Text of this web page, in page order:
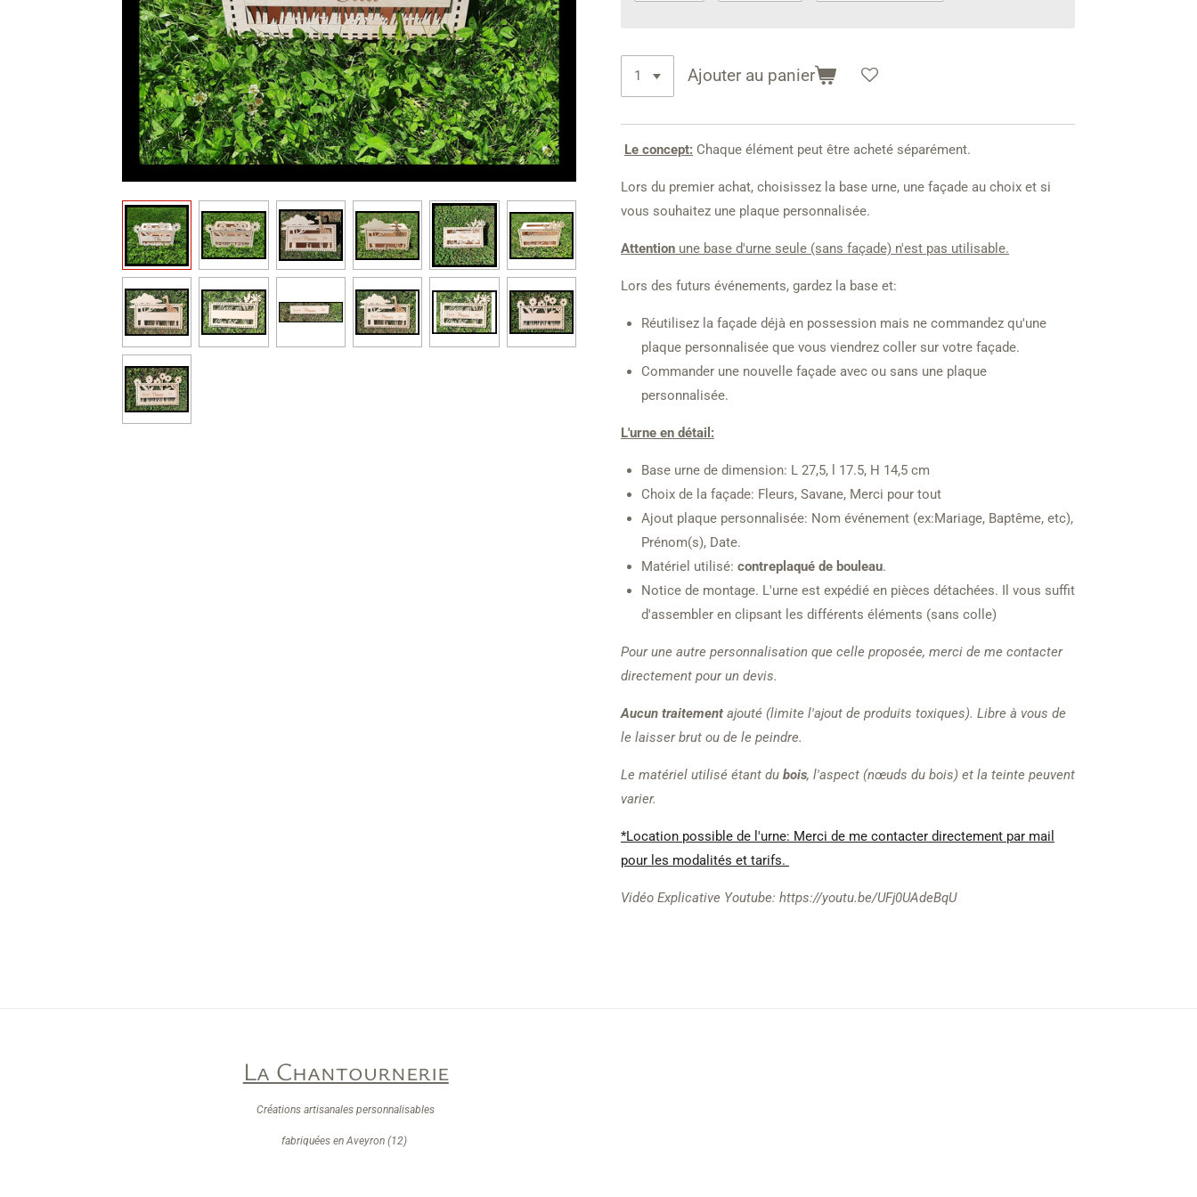
Ajouter au panier
Le concept: Chaque élément peut être acheté séparément.
Lors du premier achat, choisissez la base urne, une façade au choix et si
vous souhaitez une plaque personnalisée.
Attention une base d'urne seule (sans façade) n'est pas utilisable.
Lors des futurs événements, gardez la base et:
Réutilisez la façade déjà en possession mais ne commandez qu'une
plaque personnalisée que vous viendrez coller sur votre façade.
Commander une nouvelle façade avec ou sans une plaque
personnalisée.
L'urne en détail:
Base urne de dimension: L 27,5, l 17.5, H 14,5 cm
Choix de la façade: Fleurs, Savane, Merci pour tout
Ajout plaque personnalisée: Nom événement (ex:Mariage, Baptême, etc),
Prénom(s), Date.
Matériel utilisé: contreplaqué de bouleau.
Notice de montage. L'urne est expédié en pièces détachées. Il vous suffit
d'assembler en clipsant les différents éléments (sans colle)
Pour une autre personnalisation que celle proposée, merci de me contacter
directement pour un devis.
Aucun traitement ajouté (limite l'ajout de produits toxiques). Libre à vous de
le laisser brut ou de le peindre.
Le matériel utilisé étant du bois, l'aspect (nœuds du bois) et la teinte peuvent
varier.
*Location possible de l'urne: Merci de me contacter directement par mail
pour les modalités et tarifs.
Vidéo Explicative Youtube: https://youtu.be/UFj0UAdeBqU
La Chantournerie
Créations artisanales personnalisables
fabriquées en Aveyron (12)